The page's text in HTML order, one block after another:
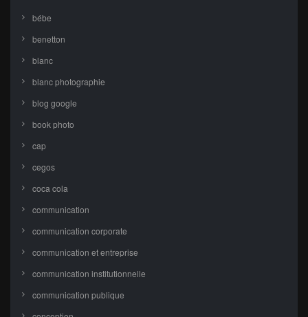
bébe
benetton
blanc
blanc photographie
blog google
book photo
cap
cegos
coca cola
communication
communication corporate
communication et entreprise
communication institutionnelle
communication publique